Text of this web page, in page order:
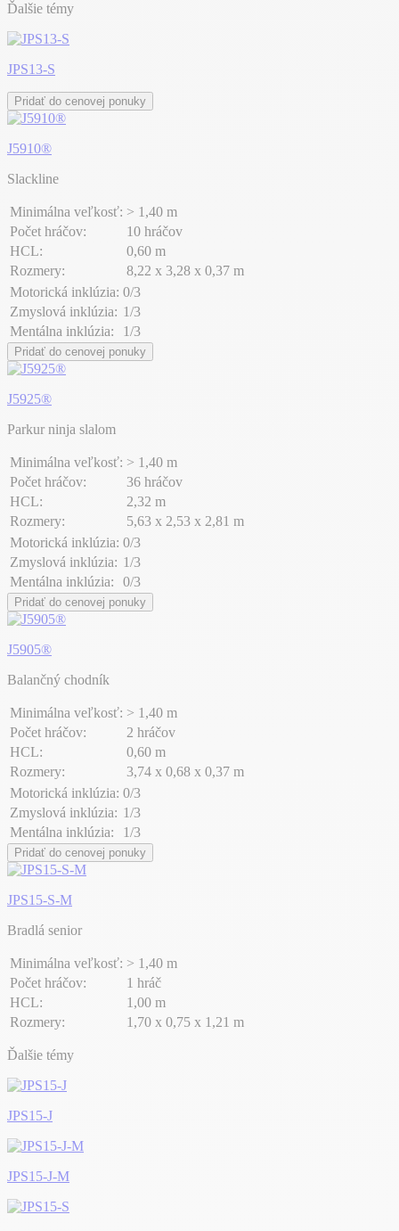
Ďalšie témy
JPS13-S
Pridať do cenovej ponuky
J5910®
Slackline
Minimálna veľkosť: > 1,40 m
Počet hráčov:
10 hráčov
HCL:
0,60 m
Rozmery:
8,22 x 3,28 x 0,37 m
Motorická inklúzia: 0/3
Zmyslová inklúzia: 1/3
Mentálna inklúzia:
1/3
Pridať do cenovej ponuky
J5925®
Parkur ninja slalom
Minimálna veľkosť: > 1,40 m
Počet hráčov:
36 hráčov
HCL:
2,32 m
Rozmery:
5,63 x 2,53 x 2,81 m
Motorická inklúzia: 0/3
Zmyslová inklúzia: 1/3
Mentálna inklúzia:
0/3
Pridať do cenovej ponuky
J5905®
Balančný chodník
Minimálna veľkosť: > 1,40 m
Počet hráčov:
2 hráčov
HCL:
0,60 m
Rozmery:
3,74 x 0,68 x 0,37 m
Motorická inklúzia: 0/3
Zmyslová inklúzia: 1/3
Mentálna inklúzia:
1/3
Pridať do cenovej ponuky
JPS15-S-M
Bradlá senior
Minimálna veľkosť: > 1,40 m
Počet hráčov:
1 hráč
HCL:
1,00 m
Rozmery:
1,70 x 0,75 x 1,21 m
Ďalšie témy
JPS15-J
JPS15-J-M